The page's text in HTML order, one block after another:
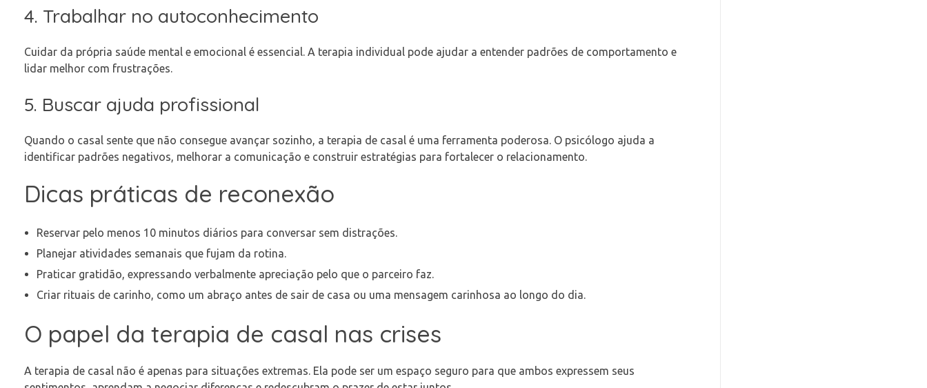
4. Trabalhar no autoconhecimento
Cuidar da própria saúde mental e emocional é essencial. A terapia individual pode ajudar a entender padrões de comportamento e
lidar melhor com frustrações.
5. Buscar ajuda profissional
Quando o casal sente que não consegue avançar sozinho, a terapia de casal é uma ferramenta poderosa. O psicólogo ajuda a
identificar padrões negativos, melhorar a comunicação e construir estratégias para fortalecer o relacionamento.
Dicas práticas de reconexão
Reservar pelo menos 10 minutos diários para conversar sem distrações.
Planejar atividades semanais que fujam da rotina.
Praticar gratidão, expressando verbalmente apreciação pelo que o parceiro faz.
Criar rituais de carinho, como um abraço antes de sair de casa ou uma mensagem carinhosa ao longo do dia.
O papel da terapia de casal nas crises
A terapia de casal não é apenas para situações extremas. Ela pode ser um espaço seguro para que ambos expressem seus